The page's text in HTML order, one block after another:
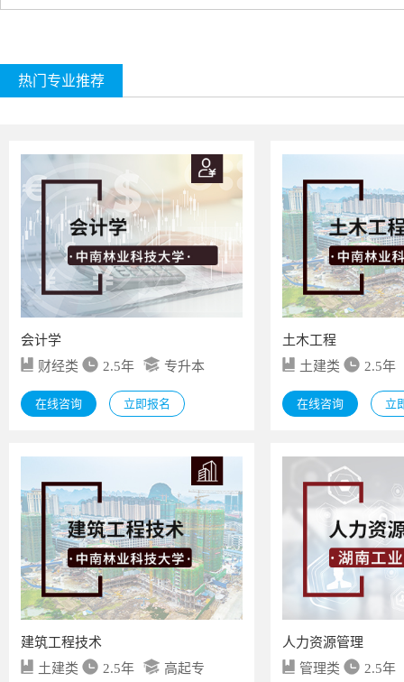
热门专业推荐
会计学
财经类
2.5年 专升本
在线咨询 立即报名
土木工程
土建类
2.5年
在线咨询 立
建筑工程技术
土建类
2.5年 高起专
人力资源管理
管理类
2.5年